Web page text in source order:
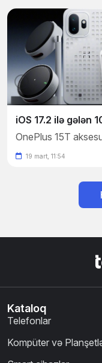
iOS 17.2 ilə gələn
19 mart, 11:54
Kataloq
Telefonlar
Kompüter və